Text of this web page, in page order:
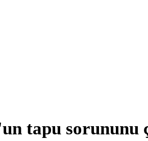
tapu sorununu